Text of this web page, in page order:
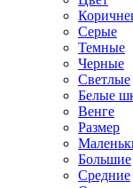
Серые
Темные
Черные
Светлые
Белые
Венге
Размер
Большие
Средние